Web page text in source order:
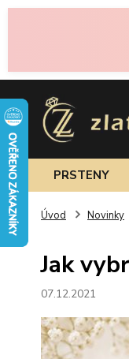
PRSTENY
Úvod Novinky
Jak
07.12.2021